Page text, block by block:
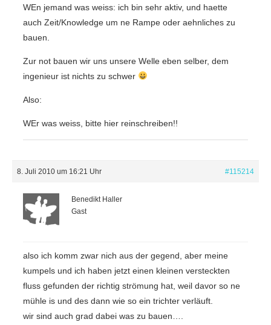
WEn jemand was weiss: ich bin sehr aktiv, und haette
auch Zeit/Knowledge um ne Rampe oder aehnliches zu
bauen.
Zur not bauen wir uns unsere Welle eben selber, dem
ingenieur ist nichts zu schwer
Also:
WEr was weiss, bitte hier reinschreiben!!
8. Juli 2010 um 16:21 Uhr #115214
Benedikt Haller
Gast
also ich komm zwar nich aus der gegend, aber meine
kumpels und ich haben jetzt einen kleinen versteckten
fluss gefunden der richtig strömung hat, weil davor so ne
mühle is und des dann wie so ein trichter verläuft.
wir sind auch grad dabei was zu bauen….